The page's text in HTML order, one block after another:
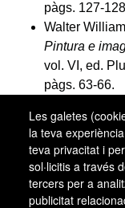
pàgs. 127-
Walter
Pintura e
vol. VI, ed.
pàgs. 63-66.
románica en
Diego
31.
J. Gudiol, S.
pintura en
Les galetes
la teva
teva privacitat i
sol·licitis a través
tercers per a
publicitat